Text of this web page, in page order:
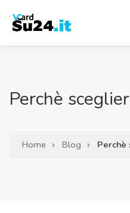
Perchè
Home Blog Perchè